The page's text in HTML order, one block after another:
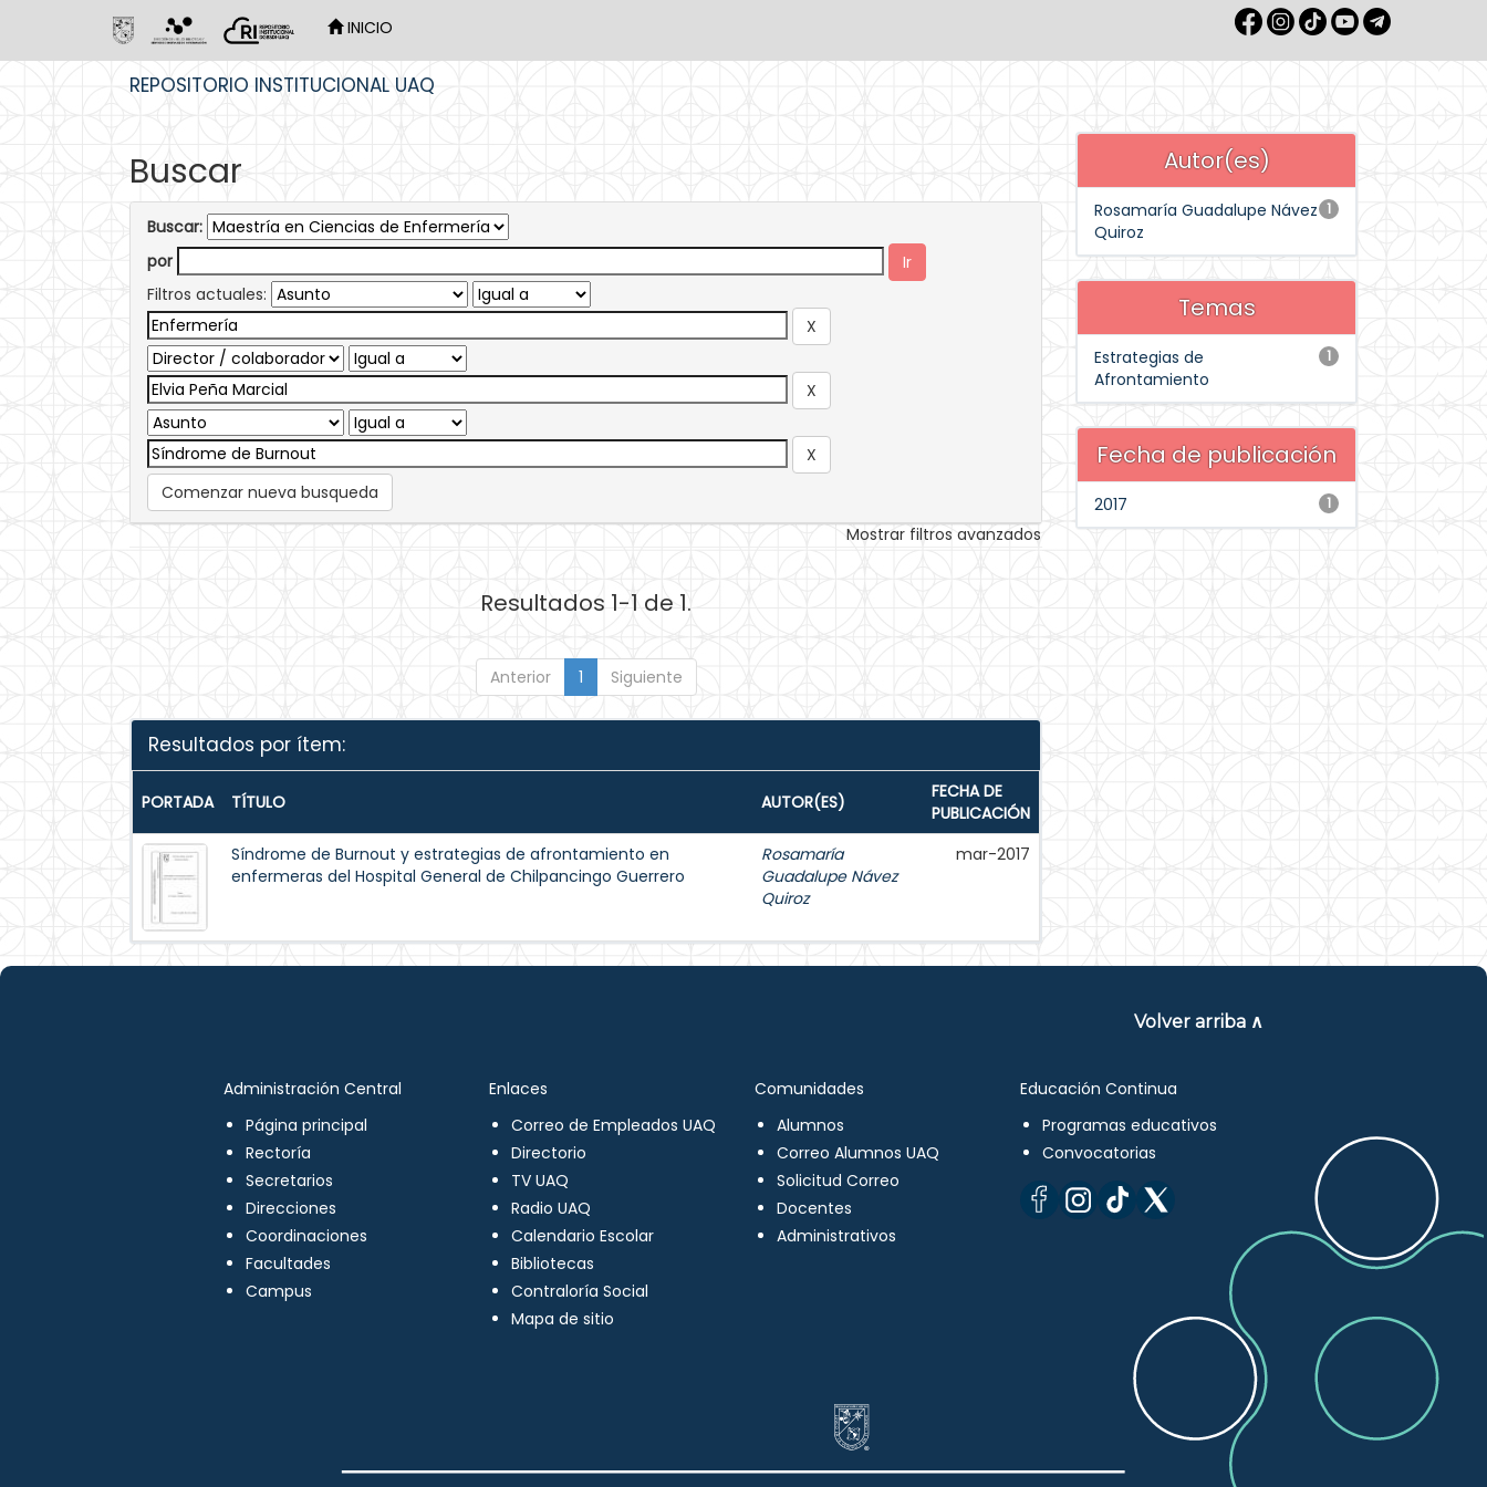
INICIO
REPOSITORIO INSTITUCIONAL UAQ
Buscar
Buscar:
por
Filtros actuales:
Comenzar nueva busqueda
Mostrar filtros avanzados
Resultados 1-1 de 1.
Anterior 1 Siguiente
Resultados por ítem:
PORTADA TÍTULO AUTOR(ES)
FECHA DE
PUBLICACIÓN
Síndrome de Burnout y estrategias de afrontamiento en
enfermeras del Hospital General de Chilpancingo Guerrero
Rosamaría
Guadalupe Návez
Quiroz
mar-2017
Autor(es)
1
Rosamaría Guadalupe Návez
Quiroz
Temas
1
Estrategias de
Afrontamiento
Fecha de publicación
1
2017
Volver arriba ∧
Administración Central
Página principal
Rectoría
Secretarios
Direcciones
Coordinaciones
Facultades
Campus
Enlaces
Correo de Empleados UAQ
Directorio
TV UAQ
Radio UAQ
Calendario Escolar
Bibliotecas
Contraloría Social
Mapa de sitio
Comunidades
Alumnos
Correo Alumnos UAQ
Solicitud Correo
Docentes
Administrativos
Educación Continua
Programas educativos
Convocatorias